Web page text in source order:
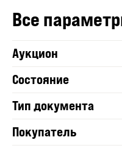
Все
Аукцион
Состояние
Тип документа
Покупатель